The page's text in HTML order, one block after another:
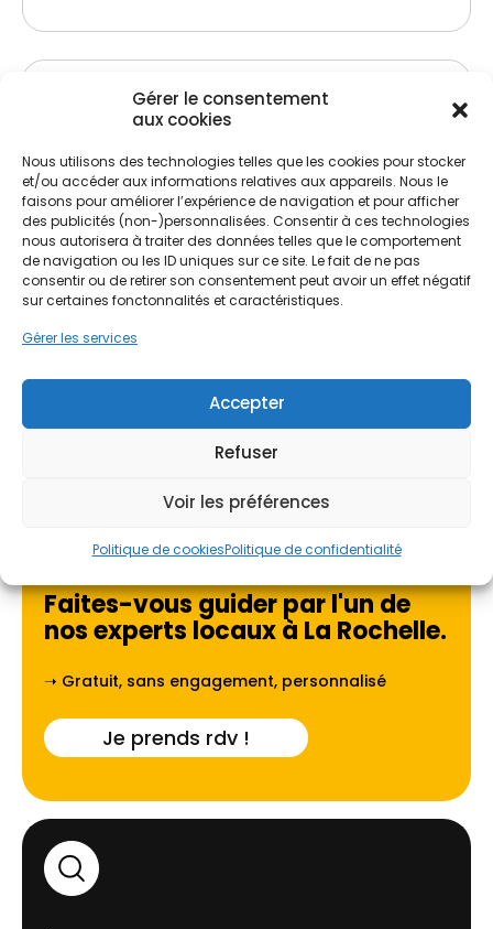
Gérer le consentement
aux cookies
Nous utilisons des technologies telles que les cookies pour stocker
et/ou accéder aux informations relatives aux appareils. Nous le
faisons pour améliorer l’expérience de navigation et pour afficher
des publicités (non-)personnalisées. Consentir à ces technologies
nous autorisera à traiter des données telles que le comportement
de navigation ou les ID uniques sur ce site. Le fait de ne pas
consentir ou de retirer son consentement peut avoir un effet négatif
sur certaines fonctonnalités et caractéristiques.
Gérer les services
Accepter
Refuser
Voir les préférences
Politique de cookiesPolitique de confidentialité
Traitement de charpente
Lutte contre les insectes xylophages et
champignons
Préservation et renforcement de la structure
Faites-vous guider par l'un de
nos experts locaux à ⁠La Rochelle.
➝ Gratuit, sans engagement, personnalisé
Je prends rdv !